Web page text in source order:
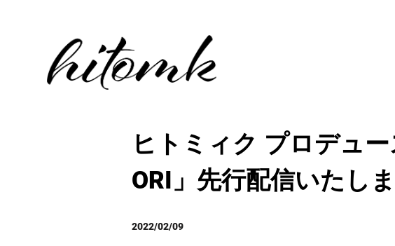
ヒトミィク プロデュ
ORI」先行配信いたし
2022/02/09